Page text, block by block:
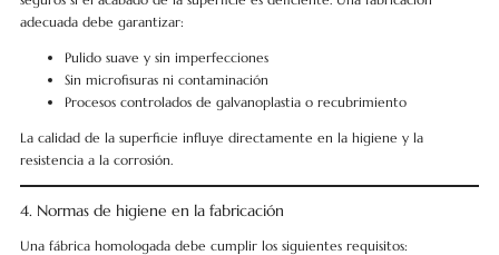
adecuada debe garantizar:
Pulido suave y sin imperfecciones
Sin microfisuras ni contaminación
Procesos controlados de galvanoplastia o recubrimiento
La calidad de la superficie influye directamente en la higiene y la
resistencia a la corrosión.
4. Normas de higiene en la fabricación
Una fábrica homologada debe cumplir los siguientes requisitos: